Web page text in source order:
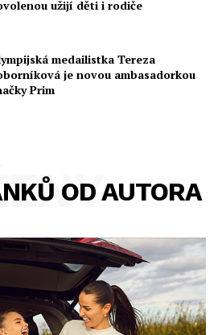
užijí děti i rodiče
medailistka Tereza
je novou ambasadorkou
Prim
OD AUTORA